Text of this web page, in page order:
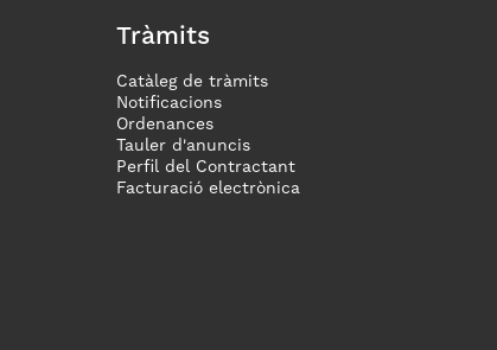
Tràmits
Catàleg de tràmits
Notificacions
Ordenances
Tauler d'anuncis
Perfil del Contractant
Facturació electrònica